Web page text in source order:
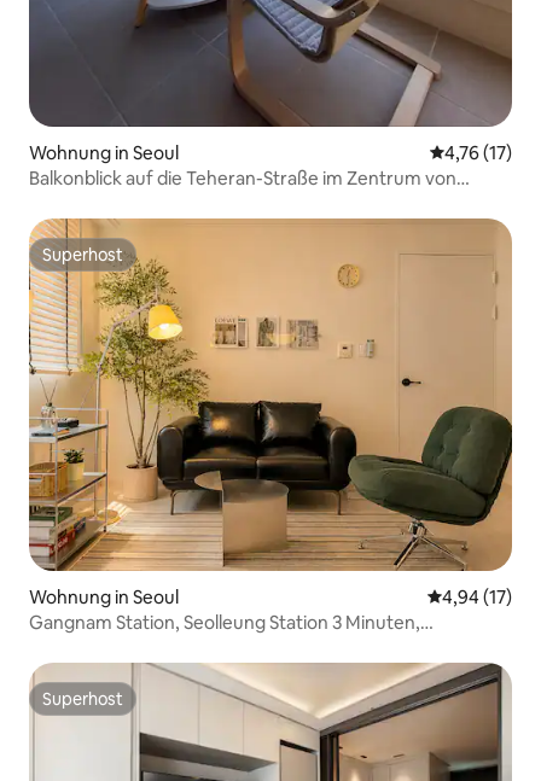
Wohnung in Seoul
4,76 (17)
Balkonblick auf die Teheran-Straße im Zentrum von
Standard/7 Minuten zu Fuß zum Stadtflughafen/kürzlich
renoviert
Superhost
Superhost
Wohnung in Seoul
4,94 (17)
Gangnam Station, Seolleung Station 3 Minuten,
Chirurgie, Severance Hospital, COEX, BTS, Jamsil,
Seongsu, #MrMansion
Superhost
Superhost